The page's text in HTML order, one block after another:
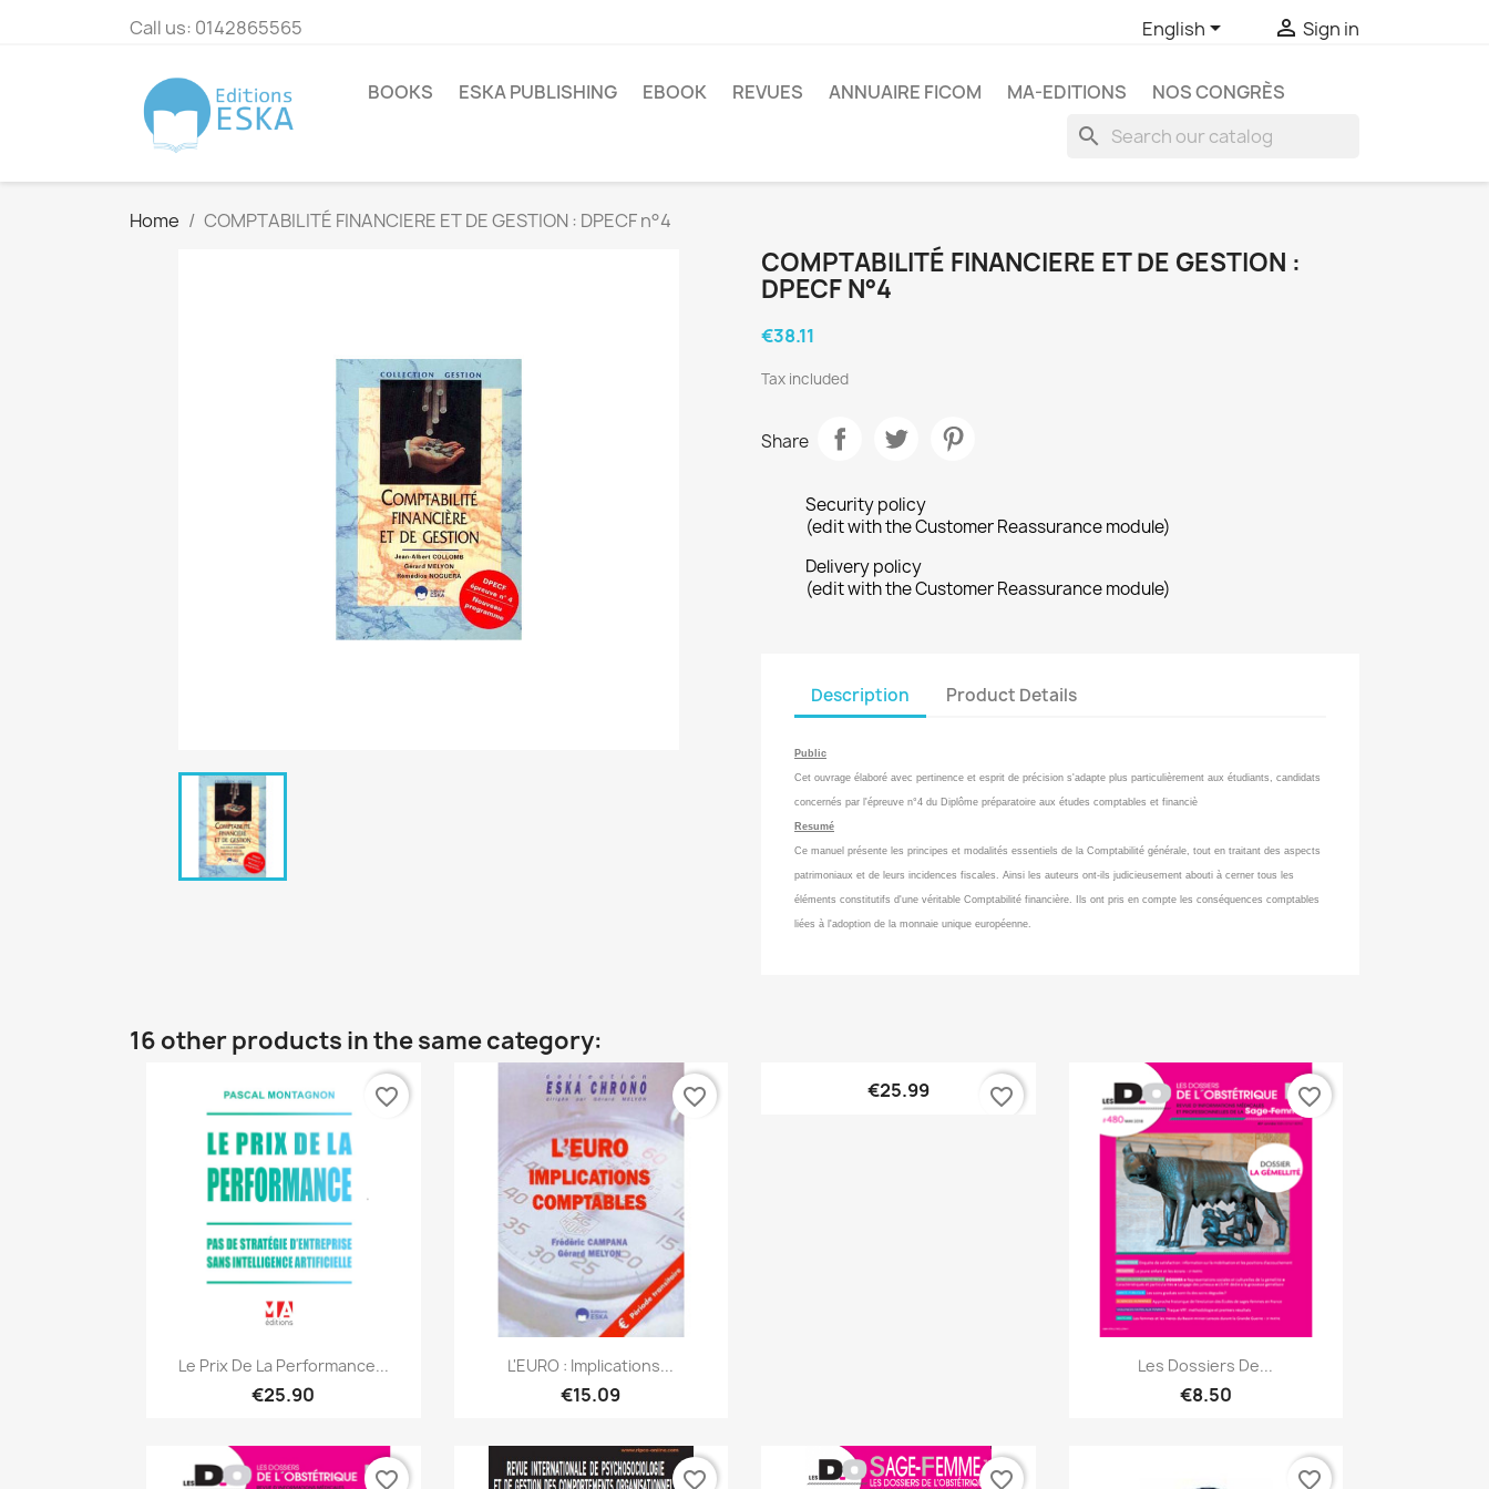
Call us: 0142865565 English  Sign in
BOOKS ESKA PUBLISHING EBOOK REVUES ANNUAIRE FICOM MA-EDITIONS NOS CONGRÈS
search
Home COMPTABILITÉ FINANCIERE ET DE GESTION : DPECF n°4
COMPTABILITÉ FINANCIERE ET DE GESTION :
DPECF N°4
€38.11
Tax included
Share
Security policy
(edit with the Customer Reassurance module)
Delivery policy
(edit with the Customer Reassurance module)
Description Product Details
Public
Cet ouvrage élaboré avec pertinence et esprit de précision s'adapte plus particulièrement aux étudiants, candidats
concernés par l'épreuve n°4 du Diplôme préparatoire aux études comptables et financiè
Resumé
Ce manuel présente les principes et modalités essentiels de la Comptabilité générale, tout en traitant des aspects
patrimoniaux et de leurs incidences fiscales. Ainsi les auteurs ont-ils judicieusement abouti à cerner tous les
éléments constitutifs d'une véritable Comptabilité financière. Ils ont pris en compte les conséquences comptables
liées à l'adoption de la monnaie unique européenne.
16 other products in the same category:
Quick view
Le Prix De La Performance...
€25.90
favorite_border
Quick view
L'EURO : Implications...
€15.09
favorite_border Quick view
€25.99 favorite_border
Quick view
Les Dossiers De...
€8.50
favorite_border
favorite_border favorite_border favorite_border favorite_border